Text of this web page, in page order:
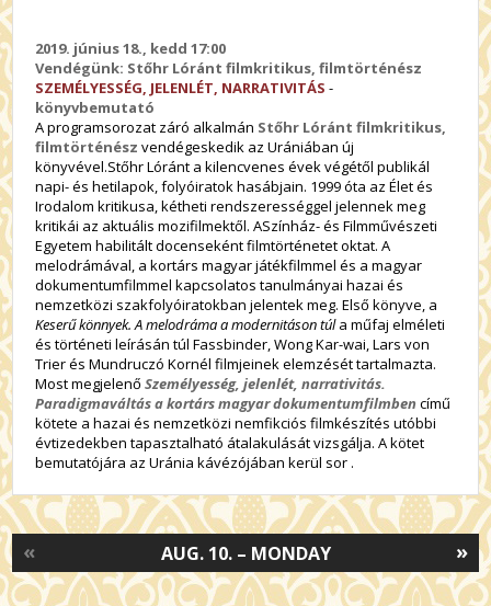
2019. június 18., kedd 17:00
Vendégünk: Stőhr Lóránt filmkritikus, filmtörténész
SZEMÉLYESSÉG, JELENLÉT, NARRATIVITÁS -
könyvbemutató
A programsorozat záró alkalmán Stőhr Lóránt filmkritikus,
filmtörténész vendégeskedik az Urániában új
könyvével.Stőhr Lóránt a kilencvenes évek végétől publikál
napi- és hetilapok, folyóiratok hasábjain. 1999 óta az Élet és
Irodalom kritikusa, kétheti rendszerességgel jelennek meg
kritikái az aktuális mozifilmektől. ASzínház- és Filmművészeti
Egyetem habilitált docenseként filmtörténetet oktat. A
melodrámával, a kortárs magyar játékfilmmel és a magyar
dokumentumfilmmel kapcsolatos tanulmányai hazai és
nemzetközi szakfolyóiratokban jelentek meg. Első könyve, a
Keserű könnyek. A melodráma a modernitáson túla műfaj elméleti
és történeti leírásán túl Fassbinder, Wong Kar-wai, Lars von
Trier és Mundruczó Kornél filmjeinek elemzését tartalmazta.
Most megjelenőSzemélyesség, jelenlét, narrativitás.
Paradigmaváltás a kortárs magyar dokumentumfilmben című
kötete a hazai és nemzetközi nemfikciós filmkészítés utóbbi
évtizedekben tapasztalható átalakulását vizsgálja. A kötet
bemutatójára az Uránia kávézójában kerül sor .
»
AUG. 10. – MONDAY
«